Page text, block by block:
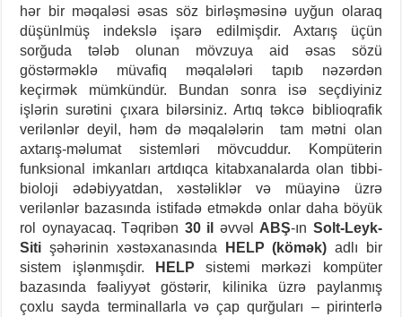
hər bir məqaləsi əsas söz birləşməsinə uyğun olaraq
düşünlmüş indekslə işarə edilmişdir. Axtarış üçün
sorğuda tələb olunan mövzuya aid əsas sözü
göstərməklə müvafiq məqalələri tapıb nəzərdən
keçirmək mümkündür. Bundan sonra isə seçdiyiniz
işlərin surətini çıxara bilərsiniz. Artıq təkcə biblioqrafik
verilənlər deyil, həm də məqalələrin tam mətni olan
axtarış-məlumat sistemləri mövcuddur. Kompüterin
funksional imkanları artdıqca kitabxanalarda olan tibbi-
bioloji ədəbiyyatdan, xəstəliklər və müayinə üzrə
verilənlər bazasında istifadə etməkdə onlar daha böyük
rol oynayacaq. Təqribən 30 il əvvəl ABŞ-ın Solt-Leyk-
Siti şəhərinin xəstəxanasında HELP (kömək) adlı bir
sistem işlənmışdir.
HELP sistemi mərkəzi kompüter
bazasında fəaliyyət göstərir, kilinika üzrə paylanmış
çoxlu sayda terminallarla və çap qurğuları – pirinterlə